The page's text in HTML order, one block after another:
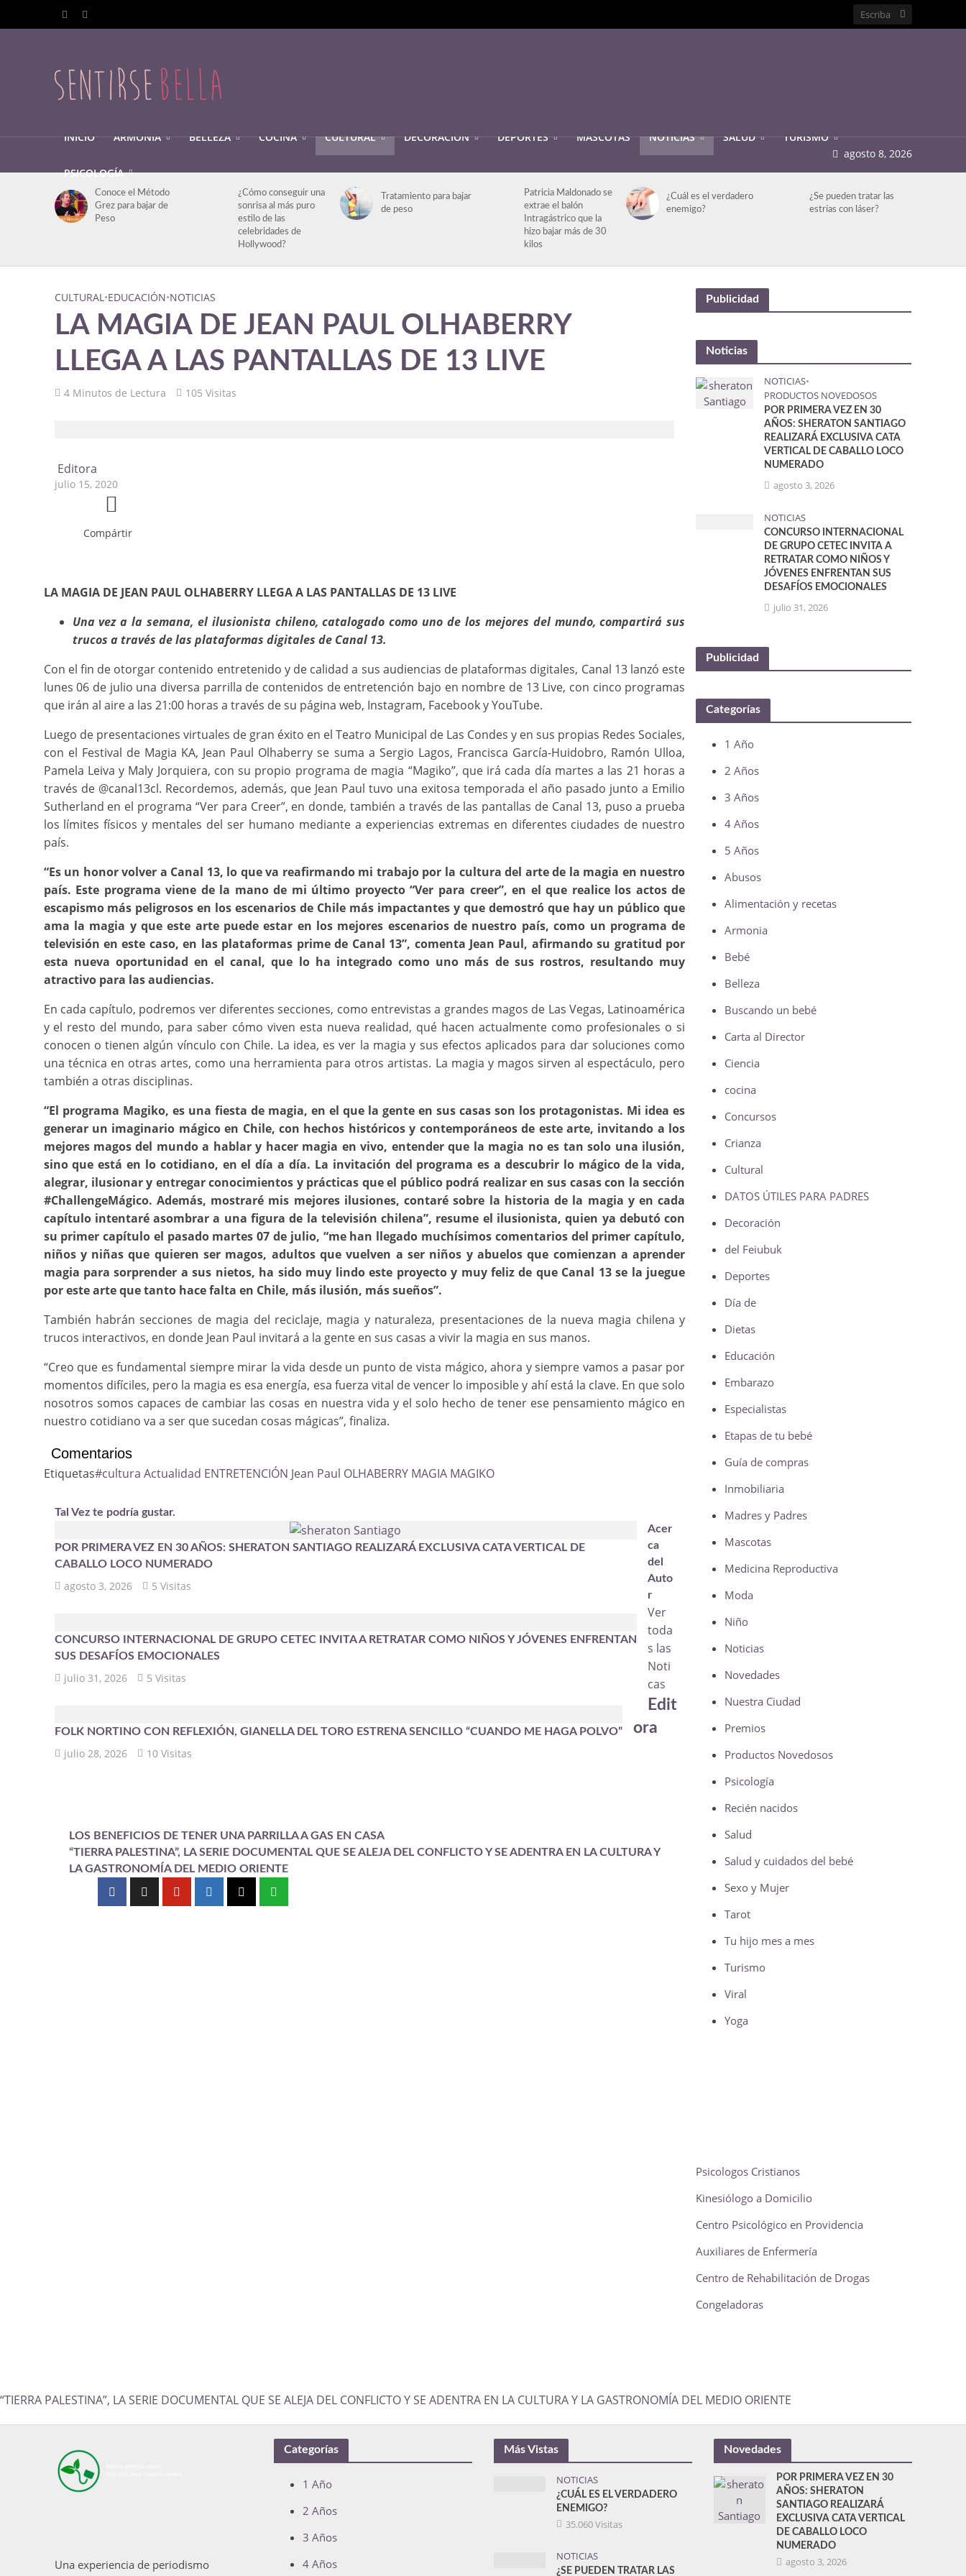
INICIO ARMONIA BELLEZA COCINA CULTURAL DECORACIÓN DEPORTES MASCOTAS NOTICIAS SALUD TURISMO
PSICOLOGÍA
agosto 8, 2026
Conoce el Método
Grez para bajar de
Peso
¿Cómo conseguir una
sonrisa al más puro
estilo de las
celebridades de
Hollywood?
Tratamiento para bajar
de peso
Patricia Maldonado se
extrae el balón
Intragástrico que la
hizo bajar más de 30
kilos
¿Cuál es el verdadero
enemigo?
¿Se pueden tratar las
estrías con láser?
CULTURAL•EDUCACIÓN•NOTICIAS
LA MAGIA DE JEAN PAUL OLHABERRY
LLEGA A LAS PANTALLAS DE 13 LIVE
4 Minutos de Lectura 105 Visitas
Editora
julio 15, 2020
Compártir
LA MAGIA DE JEAN PAUL OLHABERRY LLEGA A LAS PANTALLAS DE 13 LIVE
Una vez a la semana, el ilusionista chileno, catalogado como uno de los mejores del mundo, compartirá sus
trucos a través de las plataformas digitales de Canal 13.
Con el fin de otorgar contenido entretenido y de calidad a sus audiencias de plataformas digitales, Canal 13 lanzó este
lunes 06 de julio una diversa parrilla de contenidos de entretención bajo en nombre de 13 Live, con cinco programas
que irán al aire a las 21:00 horas a través de su página web, Instagram, Facebook y YouTube.
Luego de presentaciones virtuales de gran éxito en el Teatro Municipal de Las Condes y en sus propias Redes Sociales,
con el Festival de Magia KA, Jean Paul Olhaberry se suma a Sergio Lagos, Francisca García-Huidobro, Ramón Ulloa,
Pamela Leiva y Maly Jorquiera, con su propio programa de magia “Magiko”, que irá cada día martes a las 21 horas a
través de @canal13cl. Recordemos, además, que Jean Paul tuvo una exitosa temporada el año pasado junto a Emilio
Sutherland en el programa “Ver para Creer”, en donde, también a través de las pantallas de Canal 13, puso a prueba
los límites físicos y mentales del ser humano mediante a experiencias extremas en diferentes ciudades de nuestro
país.
“Es un honor volver a Canal 13, lo que va reafirmando mi trabajo por la cultura del arte de la magia en nuestro
país. Este programa viene de la mano de mi último proyecto “Ver para creer”, en el que realice los actos de
escapismo más peligrosos en los escenarios de Chile más impactantes y que demostró que hay un público que
ama la magia y que este arte puede estar en los mejores escenarios de nuestro país, como un programa de
televisión en este caso, en las plataformas prime de Canal 13”, comenta Jean Paul, afirmando su gratitud por
esta nueva oportunidad en el canal, que lo ha integrado como uno más de sus rostros, resultando muy
atractivo para las audiencias.
En cada capítulo, podremos ver diferentes secciones, como entrevistas a grandes magos de Las Vegas, Latinoamérica
y el resto del mundo, para saber cómo viven esta nueva realidad, qué hacen actualmente como profesionales o si
conocen o tienen algún vínculo con Chile. La idea, es ver la magia y sus efectos aplicados para dar soluciones como
una técnica en otras artes, como una herramienta para otros artistas. La magia y magos sirven al espectáculo, pero
también a otras disciplinas.
“El programa Magiko, es una fiesta de magia, en el que la gente en sus casas son los protagonistas. Mi idea es
generar un imaginario mágico en Chile, con hechos históricos y contemporáneos de este arte, invitando a los
mejores magos del mundo a hablar y hacer magia en vivo, entender que la magia no es tan solo una ilusión,
sino que está en lo cotidiano, en el día a día. La invitación del programa es a descubrir lo mágico de la vida,
alegrar, ilusionar y entregar conocimientos y prácticas que el público podrá realizar en sus casas con la sección
#ChallengeMágico. Además, mostraré mis mejores ilusiones, contaré sobre la historia de la magia y en cada
capítulo intentaré asombrar a una figura de la televisión chilena”, resume el ilusionista, quien ya debutó con
su primer capítulo el pasado martes 07 de julio, “me han llegado muchísimos comentarios del primer capítulo,
niños y niñas que quieren ser magos, adultos que vuelven a ser niños y abuelos que comienzan a aprender
magia para sorprender a sus nietos, ha sido muy lindo este proyecto y muy feliz de que Canal 13 se la juegue
por este arte que tanto hace falta en Chile, más ilusión, más sueños”.
También habrán secciones de magia del reciclaje, magia y naturaleza, presentaciones de la nueva magia chilena y
trucos interactivos, en donde Jean Paul invitará a la gente en sus casas a vivir la magia en sus manos.
“Creo que es fundamental siempre mirar la vida desde un punto de vista mágico, ahora y siempre vamos a pasar por
momentos difíciles, pero la magia es esa energía, esa fuerza vital de vencer lo imposible y ahí está la clave. En que solo
nosotros somos capaces de cambiar las cosas en nuestra vida y el solo hecho de tener ese pensamiento mágico en
nuestro cotidiano va a ser que sucedan cosas mágicas”, finaliza.
Comentarios
Etiquetas#cultura Actualidad ENTRETENCIÓN Jean Paul OLHABERRY MAGIA MAGIKO
Tal Vez te podría gustar.
POR PRIMERA VEZ EN 30 AÑOS: SHERATON SANTIAGO REALIZARÁ EXCLUSIVA CATA VERTICAL DE
CABALLO LOCO NUMERADO
agosto 3, 2026 5 Visitas
CONCURSO INTERNACIONAL DE GRUPO CETEC INVITA A RETRATAR COMO NIÑOS Y JÓVENES ENFRENTAN
SUS DESAFÍOS EMOCIONALES
julio 31, 2026 5 Visitas
FOLK NORTINO CON REFLEXIÓN, GIANELLA DEL TORO ESTRENA SENCILLO “CUANDO ME HAGA POLVO”
julio 28, 2026 10 Visitas
Acer
ca
del
Auto
r
Ver
toda
s las
Noti
cas
Edit
ora
LOS BENEFICIOS DE TENER UNA PARRILLA A GAS EN CASA
“TIERRA PALESTINA”, LA SERIE DOCUMENTAL QUE SE ALEJA DEL CONFLICTO Y SE ADENTRA EN LA CULTURA Y
LA GASTRONOMÍA DEL MEDIO ORIENTE
Publicidad
Noticias
NOTICIAS•
PRODUCTOS NOVEDOSOS
POR PRIMERA VEZ EN 30
AÑOS: SHERATON SANTIAGO
REALIZARÁ EXCLUSIVA CATA
VERTICAL DE CABALLO LOCO
NUMERADO
agosto 3, 2026
NOTICIAS
CONCURSO INTERNACIONAL
DE GRUPO CETEC INVITA A
RETRATAR COMO NIÑOS Y
JÓVENES ENFRENTAN SUS
DESAFÍOS EMOCIONALES
julio 31, 2026
Publicidad
Categorías
1 Año
2 Años
3 Años
4 Años
5 Años
Abusos
Alimentación y recetas
Armonia
Bebé
Belleza
Buscando un bebé
Carta al Director
Ciencia
cocina
Concursos
Crianza
Cultural
DATOS ÚTILES PARA PADRES
Decoración
del Feiubuk
Deportes
Día de
Dietas
Educación
Embarazo
Especialistas
Etapas de tu bebé
Guía de compras
Inmobiliaria
Madres y Padres
Mascotas
Medicina Reproductiva
Moda
Niño
Noticias
Novedades
Nuestra Ciudad
Premios
Productos Novedosos
Psicología
Recién nacidos
Salud
Salud y cuidados del bebé
Sexo y Mujer
Tarot
Tu hijo mes a mes
Turismo
Viral
Yoga
Psicologos Cristianos
Kinesiólogo a Domicilio
Centro Psicológico en Providencia
Auxiliares de Enfermería
Centro de Rehabilitación de Drogas
Congeladoras
“TIERRA PALESTINA”, LA SERIE DOCUMENTAL QUE SE ALEJA DEL CONFLICTO Y SE ADENTRA EN LA CULTURA Y LA GASTRONOMÍA DEL MEDIO ORIENTE
Una experiencia de periodismo
Categorías
1 Año
2 Años
3 Años
4 Años
Más Vistas
NOTICIAS
¿CUÁL ES EL VERDADERO
ENEMIGO?
35.060 Visitas
NOTICIAS
¿SE PUEDEN TRATAR LAS
Novedades
POR PRIMERA VEZ EN 30
AÑOS: SHERATON
SANTIAGO REALIZARÁ
EXCLUSIVA CATA VERTICAL
DE CABALLO LOCO
NUMERADO
agosto 3, 2026